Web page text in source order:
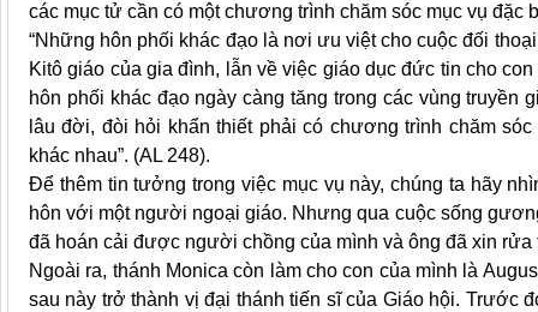
các mục tử cần có một chương trình chăm sóc mục vụ đặc
“Những hôn phối khác đạo là nơi ưu việt cho cuộc đối
Kitô giáo của gia đình, lẫn về việc giáo dục đức tin cho
hôn phối khác đạo ngày càng tăng trong các vùng
lâu đời, đòi hỏi khẩn thiết phải có chương trình chăm
khác nhau”. (AL 248).
Để thêm tin tưởng trong việc mục vụ này, chúng ta hãy
hôn với một người ngoại giáo. Nhưng qua cuộc sống
đã hoán cải được người chồng của mình và ông đã xin
Ngoài ra, thánh Monica còn làm cho con của mình là
sau này trở thành vị đại thánh tiến sĩ của Giáo hội. Trước